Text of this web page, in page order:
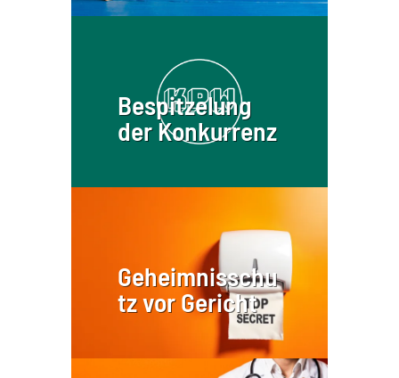
Bespitzelung
der Konkurrenz
Geheimnisschu
tz vor Gericht